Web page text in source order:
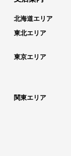
北海道エリア
東北エリア
東京エリア
関東エリア